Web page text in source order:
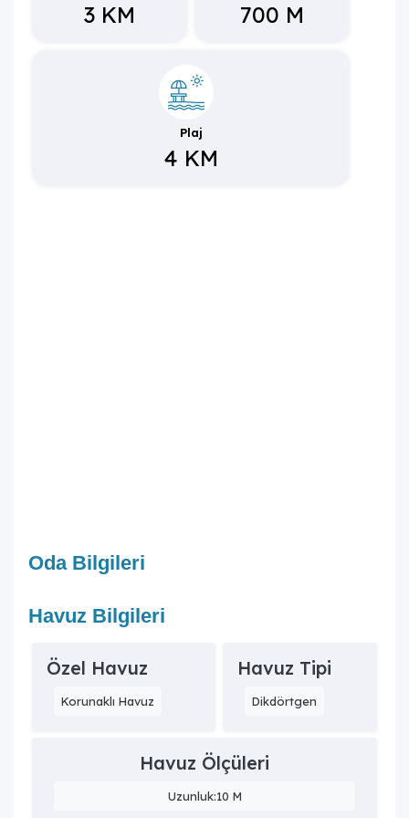
3 KM 700 M
Plaj
4 KM
Oda Bilgileri
Havuz Bilgileri
Özel Havuz
Korunaklı Havuz
Havuz Tipi
Dikdörtgen
Havuz Ölçüleri
Uzunluk:10 M